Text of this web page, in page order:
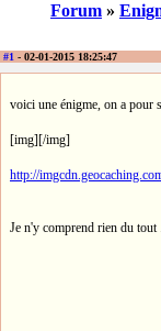
Forum »
#1 - 02-01-2015 18:25:47
voici une énigme, on a pour
[img][/img]
http://
Je n'y comprend rien du tout ..